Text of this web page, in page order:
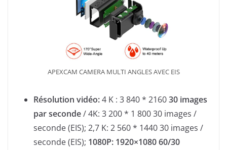
APEXCAM CAMERA MULTI ANGLES AVEC EIS
Résolution vidéo:4 K : 3 840 * 216030 images
par seconde/ 4K: 3 200 * 1 800 30 images /
seconde (EIS); 2,7 K: 2 560 * 1440 30 images /
seconde (EIS); 1080P: 1920×1080 60/30